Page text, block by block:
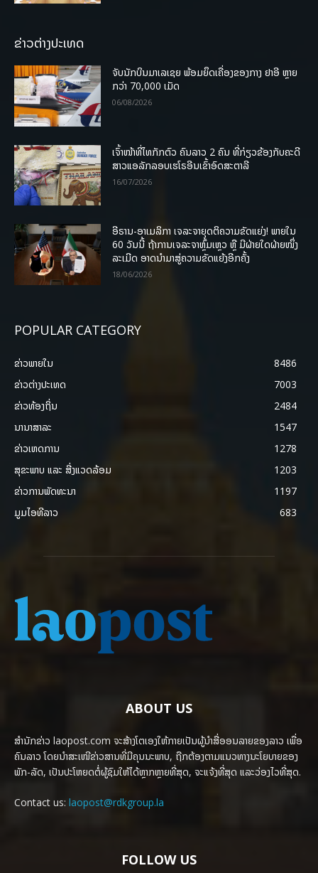
ຂ່າວຕ່າງປະເທດ
ຈັບນັກບິນມາເລເຊຍ ພ້ອມຍຶດເຄື່ອງຂອງກາງ ຢາອີ ຫຼາຍ
ກວ່າ 70,000 ເມັດ
06/08/2026
ເຈົ້າໜ້າທີ່ໄທກັກຕົວ ຄົນລາວ 2 ຄົນ ທີ່ກ່ຽວຂ້ອງກັບຄະດີ
ສາວແອລັກລອບເຮໂຣອີນເຂົ້າອົດສະຕາລີ
16/07/2026
ອີຣານ-ອາເມລິກາ ເຈລະຈາຍຸດຕິຄວາມຂັດແຍ່ງ! ພາຍໃນ
60 ວັນນີ້ ຖ້າການເຈລະຈາຫຼົ້ມເຫຼວ ຫຼື ມີຝ່າຍໃດຝ່າຍໜຶ່ງ
ລະເມີດ ອາດນໍາມາສູ່ຄວາມຂັດແຍ້ງອີກຄັ້ງ
18/06/2026
POPULAR CATEGORY
ຂ່າວພາຍ​ໃນ
8486
ຂ່າວຕ່າງປະເທດ
7003
ຂ່າວທ້ອງຖິ່ນ
2484
ນານາສາລະ
1547
ຂ່າວເຫດການ
1278
ສຸຂະພາບ ແລະ ສີ່ງແວດລ້ອມ
1203
ຂ່າວການພັດທະນາ
1197
ມູມໄອທີລາວ
683
ABOUT US
ສຳນັກຂ່າວ laopost.com ຈະສ້າງໂຕເອງໃຫ້ກາຍເປັນຜູ້ນຳສື່ອອນລາຍຂອງລາວ ເພື່ອ
ຄົນລາວ ໂດຍນຳສະເໜີຂ່າວສານທີ່ມີຄຸນນະພາບ, ຖືກຕ້ອງຕາມແນວທາງນະໂຍບາຍຂອງ
ພັກ-ລັດ, ເປັນປະໂຫຍດຕໍ່ຜູ້ຊົມໃຫ້ໄດ້ຫຼາກຫຼາຍທີ່ສຸດ, ຈະແຈ້ງທີ່ສຸດ ແລະວ່ອງໄວທີ່ສຸດ.
Contact us: laopost@rdkgroup.la
FOLLOW US